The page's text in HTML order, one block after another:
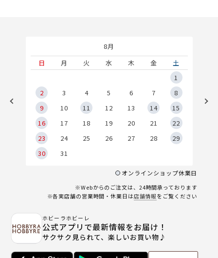
8月
日
月 火 水 木 金
土
1
2
3 4 5 6 7
8
9
10 11 12 13 14
15
16
17 18 19 20 21
22
23
24 25 26 27 28
29
30
31
オンラインショップ休業日
※Webからのご注文は、24時間承っております
※各実店舗の営業時間・休業日は店舗情報をご覧ください
ホビーラホビーレ
公式アプリで最新情報をお届け！
サクサク見られて、楽しいお買い物♪